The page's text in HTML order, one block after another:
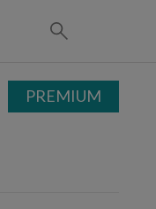
PREMIUM